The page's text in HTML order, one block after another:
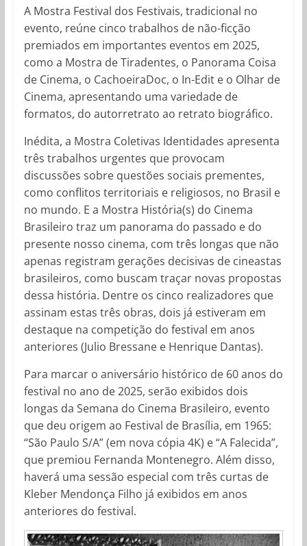
A Mostra Festival dos Festivais, tradicional no
evento, reúne cinco trabalhos de não-ficção
premiados em importantes eventos em 2025,
como a Mostra de Tiradentes, o Panorama Coisa
de Cinema, o CachoeiraDoc, o In-Edit e o Olhar de
Cinema, apresentando uma variedade de
formatos, do autorretrato ao retrato biográfico.
Inédita, a Mostra Coletivas Identidades apresenta
três trabalhos urgentes que provocam
discussões sobre questões sociais prementes,
como conflitos territoriais e religiosos, no Brasil e
no mundo. E a Mostra História(s) do Cinema
Brasileiro traz um panorama do passado e do
presente nosso cinema, com três longas que não
apenas registram gerações decisivas de cineastas
brasileiros, como buscam traçar novas propostas
dessa história. Dentre os cinco realizadores que
assinam estas três obras, dois já estiveram em
destaque na competição do festival em anos
anteriores (Julio Bressane e Henrique Dantas).
Para marcar o aniversário histórico de 60 anos do
festival no ano de 2025, serão exibidos dois
longas da Semana do Cinema Brasileiro, evento
que deu origem ao Festival de Brasília, em 1965:
“São Paulo S/A” (em nova cópia 4K) e “A Falecida”,
que premiou Fernanda Montenegro. Além disso,
haverá uma sessão especial com três curtas de
Kleber Mendonça Filho já exibidos em anos
anteriores do festival.